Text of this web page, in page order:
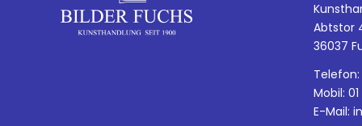
Abtstor
36037
Mobil:
E-Mail: